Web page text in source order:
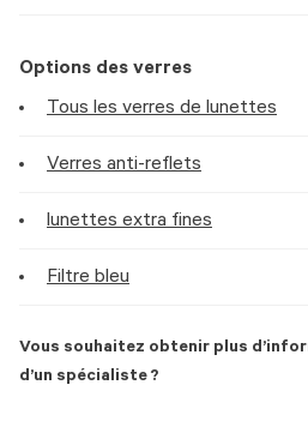
Options des verres
Tous les verres de lunettes
Verres anti-reflets
lunettes extra fines
Filtre bleu
Vous souhaitez obtenir plus
d’un spécialiste ?